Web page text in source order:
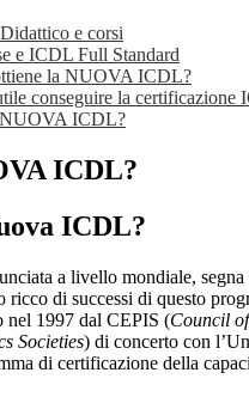
e corsi
e ICDL Full Standard
la NUOVA ICDL?
conseguire la certificazione
NUOVA ICDL?
ICDL?
ICDL?
a livello mondiale, segna
ricco di successi di questo
nel 1997 dal CEPIS (Council
Societies) di concerto con
di certificazione della